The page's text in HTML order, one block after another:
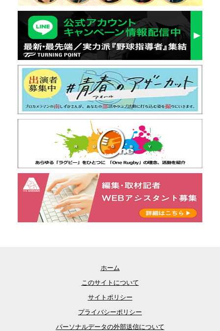
ホーム
このサイトについて
サイトポリシー
プライバシーポリシー
パーソナルデータの外部送信について